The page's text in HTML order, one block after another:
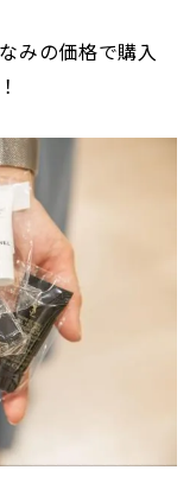
みの価格で購入